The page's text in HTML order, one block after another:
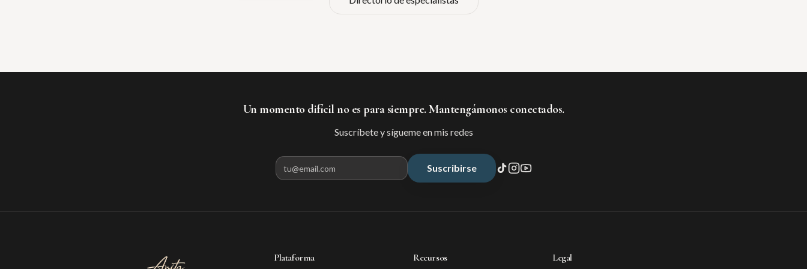
Un momento difícil no es para siempre. Mantengámonos conectados.
Suscríbete y sígueme en mis redes
Correo electrónico para suscribirte al boletín
Suscribirse
Plataforma Recursos Legal